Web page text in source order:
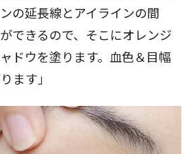
の延長線とアイラインの間
できるので、そこにオレンジ
ドウを塗ります。血色＆目幅
ます」